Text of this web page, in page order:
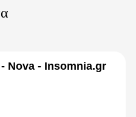
- Nova - Insomnia.gr